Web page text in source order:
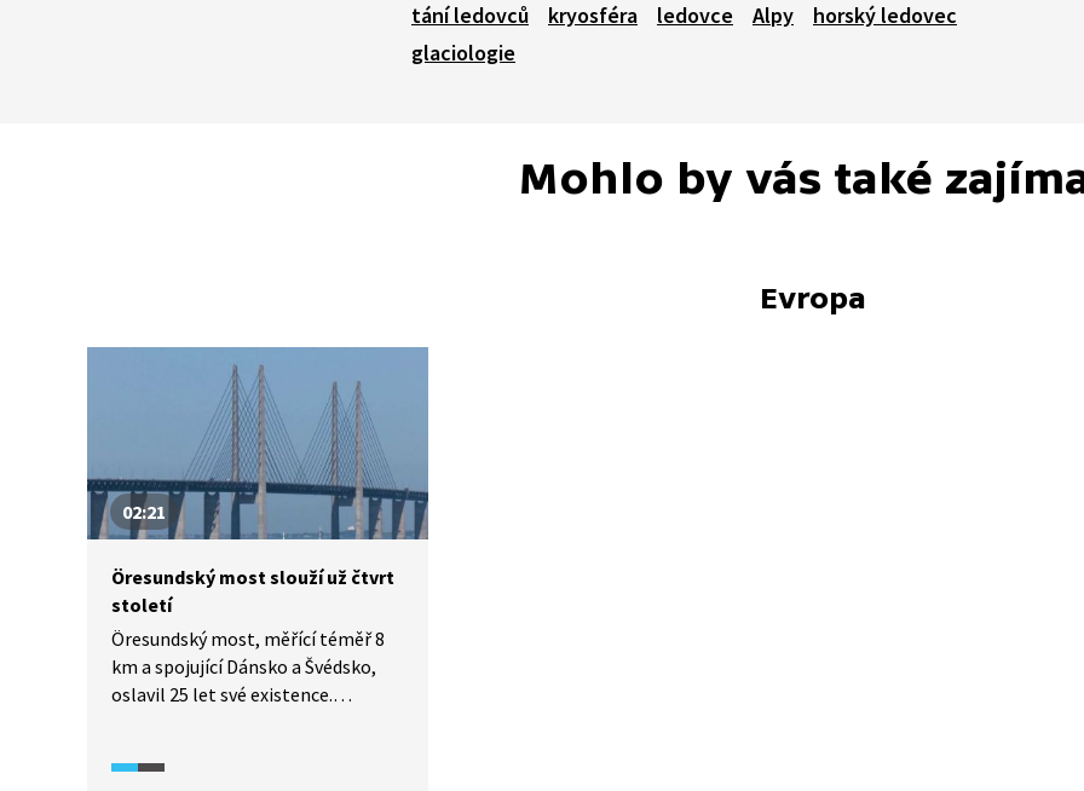
tání ledovců
kryosféra ledovce Alpy
horský ledovec
glaciologie
Mohlo by vás také
Evropa
02:21
Öresundský most slouží už čtvrt
století
Öresundský most, měřící téměř 8
km a spojující Dánsko a Švédsko,
oslavil 25 let své existence.
parametry tohoto druhého